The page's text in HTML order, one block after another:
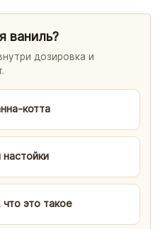
ваниль?
дозировка и
котта
это такое